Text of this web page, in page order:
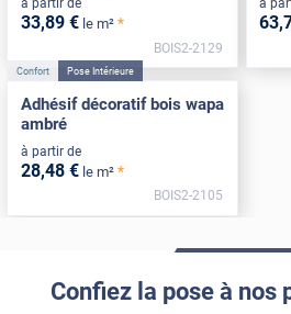
à partir de
33,89 € le m² *
BOIS2-2129
à
63
Confort Pose Intérieure
Adhésif décoratif bois wapa
ambré
à partir de
28,48 € le m² *
BOIS2-2105
Confiez la pose à nos